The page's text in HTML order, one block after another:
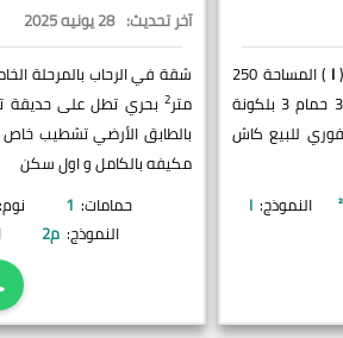
(
I
) المساحة 250
تطل على حديقة كبيرة تشمل 3 نوم 3 حمام 3 بلكونة
للبيع كاش
النموذج: I
آخر تحديث: 28 يونيه 2025
شقة في الرحاب بالمرحلة
متر2
مكيفه بالكامل و اول سكن
حمامات: 1 نوم:
النموذج: م2